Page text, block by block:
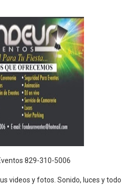
829-310-5006
videos y fotos. Sonido, luces y todo